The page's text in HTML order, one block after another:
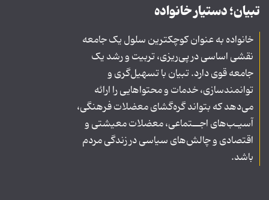
تبیان؛ دستیار خانواده
خانواده به عنوان کوچکترین سلول یک جامعه
نقشی اساسی در پی‌ریزی، تربیت و رشد یک
جامعه قوی دارد. تبیان با تسهیل‌گری و
توانمندسازی، خدمات و محتواهایی را ارائه
می‌دهد که بتواند گره‌گشای معضلات فرهنگی،
آسیـب‌های اجــتماعی، معضلات معیشتی و
اقتصادی و چالش‌های سیاسی در زندگی مردم
باشد.